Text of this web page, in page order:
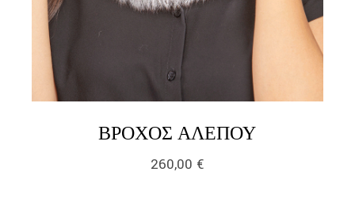
ΒΡΌΧΟΣ ΑΛΕΠΟΎLINK
260,00 €